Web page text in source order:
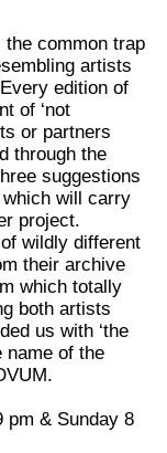
the common trap
artists
edition of
of ‘not
or partners
through the
suggestions
will carry
project.
of wildly different
their archive
which totally
both artists
us with ‘the
name of the
pm & Sunday 8